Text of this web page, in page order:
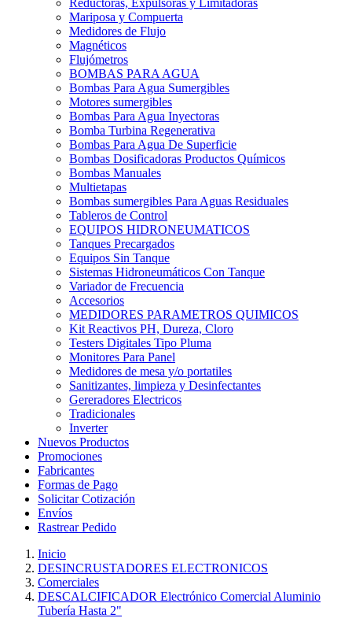
Reductoras, Expulsoras y Limitadoras
Mariposa y Compuerta
Medidores de Flujo
Magnéticos
Flujómetros
BOMBAS PARA AGUA
Bombas Para Agua Sumergibles
Motores sumergibles
Bombas Para Agua Inyectoras
Bomba Turbina Regenerativa
Bombas Para Agua De Superficie
Bombas Dosificadoras Productos Químicos
Bombas Manuales
Multietapas
Bombas sumergibles Para Aguas Residuales
Tableros de Control
EQUIPOS HIDRONEUMATICOS
Tanques Precargados
Equipos Sin Tanque
Sistemas Hidroneumáticos Con Tanque
Variador de Frecuencia
Accesorios
MEDIDORES PARAMETROS QUIMICOS
Kit Reactivos PH, Dureza, Cloro
Testers Digitales Tipo Pluma
Monitores Para Panel
Medidores de mesa y/o portatiles
Sanitizantes, limpieza y Desinfectantes
Gereradores Electricos
Tradicionales
Inverter
Nuevos Productos
Promociones
Fabricantes
Formas de Pago
Solicitar Cotización
Envíos
Rastrear Pedido
Inicio
DESINCRUSTADORES ELECTRONICOS
Comerciales
DESCALCIFICADOR Electrónico Comercial Aluminio
Tubería Hasta 2"